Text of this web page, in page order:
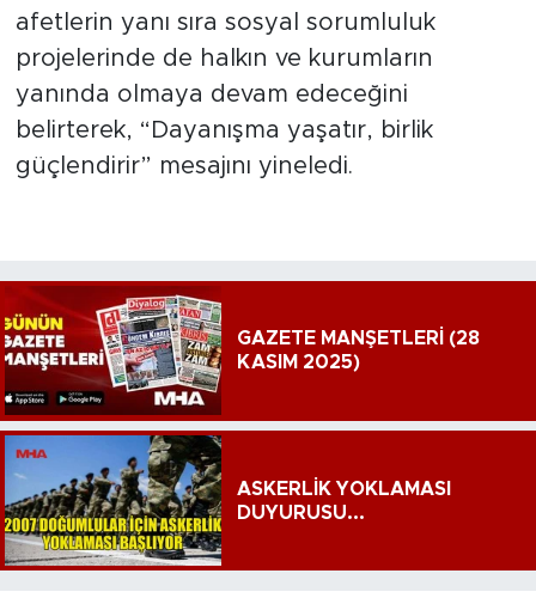
afetlerin yanı sıra sosyal sorumluluk
projelerinde de halkın ve kurumların
yanında olmaya devam edeceğini
belirterek, “Dayanışma yaşatır, birlik
güçlendirir” mesajını yineledi.
GAZETE MANŞETLERİ (28
KASIM 2025)
ASKERLİK YOKLAMASI
DUYURUSU...